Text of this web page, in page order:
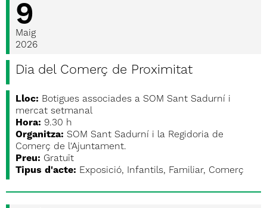
9
Maig
2026
Dia del Comerç de Proximitat
Lloc: Botigues associades a SOM Sant Sadurní i
mercat setmanal
Hora: 9.30 h
Organitza: SOM Sant Sadurní i la Regidoria de
Comerç de l'Ajuntament.
Preu: Gratuït
Tipus d'acte: Exposició, Infantils, Familiar, Comerç